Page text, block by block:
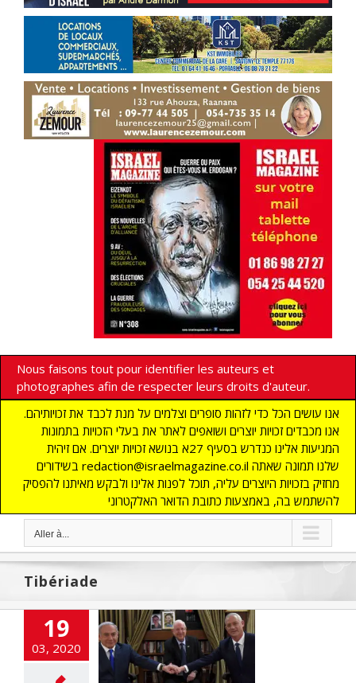
Nous faisons tout pour identifier les auteurs et
photographes afin de respecter leurs droits d'auteur.
אנו עושים הכל כדי לזהות סופרים וצלמים על מנת לכבד את זכויותיהם.
אנו מכבדים זכויות יוצרים ושואפים לאתר את בעלי הזכויות בתמונות
המגיעות אלינו כנדרש בסעיף 27א בנושא זכויות יוצרים. אם זיהית
בשידורים redaction@israelmagazine.co.il שלנו תמונה שאתה
מחזיק בזכויות היוצרים עליה, תוכל לפנות אלינו ולבקש מאיתנו להפסיק
להשתמש בה, באמצעות כתובת הדואר האלקטרוני
Aller à...
Tibériade
19
03, 2020
chargé d’un
par une faible